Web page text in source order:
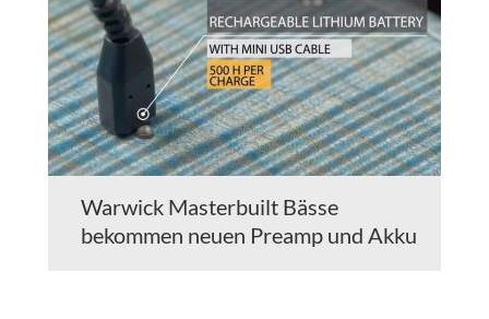
Warwick Masterbuilt Bässe
bekommen neuen Preamp und Akku